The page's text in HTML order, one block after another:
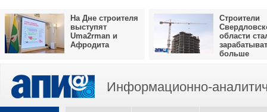
На Дне строителя
выступят
Uma2rman и
Афродита
Строители
области
больше
Информационно-